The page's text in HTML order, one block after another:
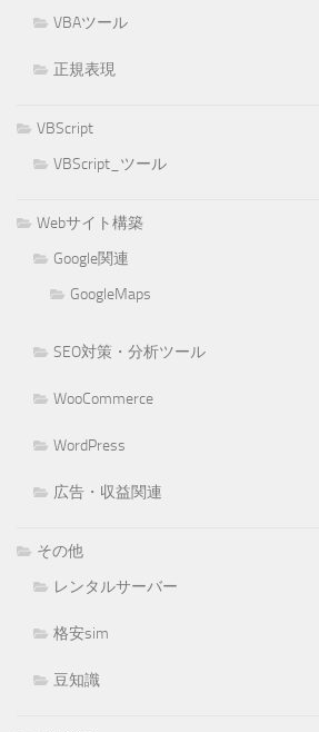
VBAツール
正規表現
VBScript
VBScript_ツール
Webサイト構築
Google関連
GoogleMaps
SEO対策・分析ツール
WooCommerce
WordPress
広告・収益関連
その他
レンタルサーバー
格安sim
豆知識